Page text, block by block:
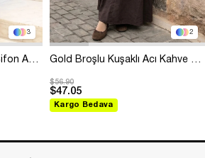
3
Kolları Taşlı Pullu Siyah Şifon Abiye
2
Gold Broşlu Kuşaklı Acı Kahve Modal Elbise
$56.90
$47.05
Kargo Bedava